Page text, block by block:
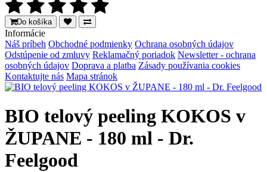
Do košíka
Informácie
Náš príbeh Obchodné podmienky Ochrana osobných údajov
Odstúpenie od zmluvy Reklamačný poriadok Newsletter - ochrana
osobných údajov Doprava a platba Zásady používania cookies
Kontaktujte nás Mapa stránok
BIO telový peeling KOKOS v
ŽUPANE - 180 ml - Dr.
Feelgood